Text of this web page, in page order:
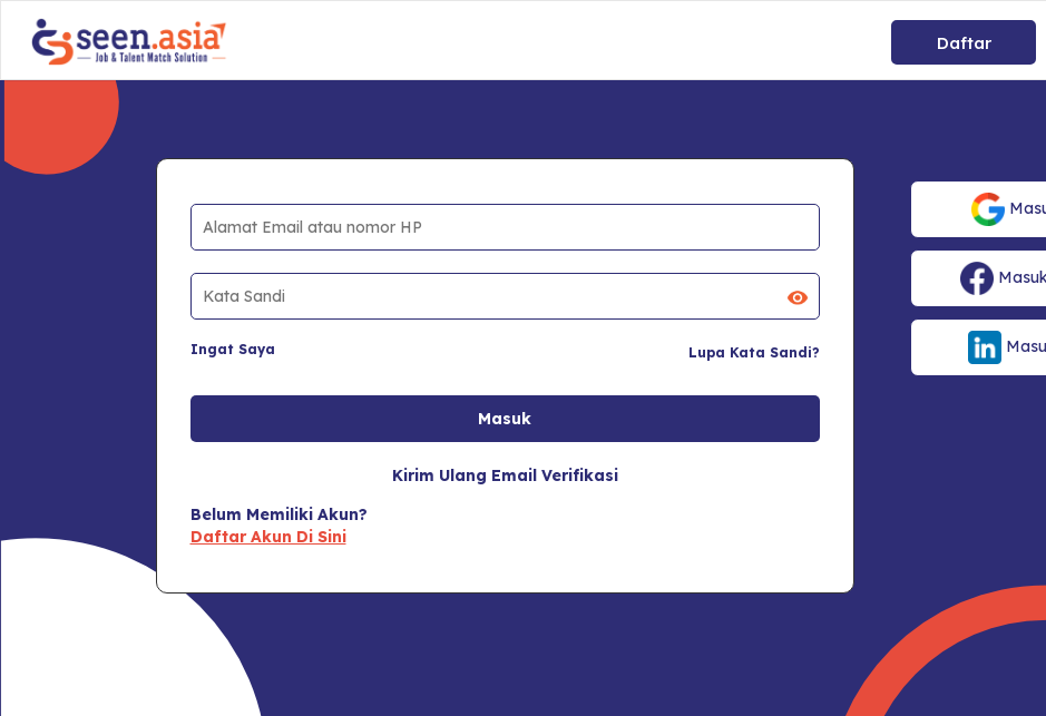
Daftar
Ingat Saya Lupa Kata Sandi?
Kirim Ulang Email Verifikasi
Belum Memiliki Akun?
Daftar Akun Di Sini